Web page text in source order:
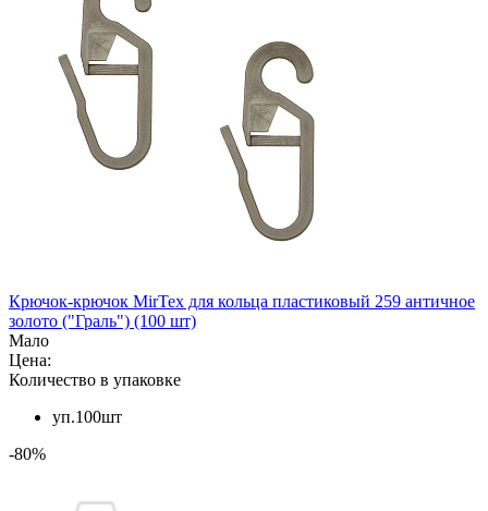
Крючок-крючок MirTex для кольца пластиковый 259 античное
золото ("Граль") (100 шт)
Мало
Цена:
Количество в упаковке
уп.100шт
-80%